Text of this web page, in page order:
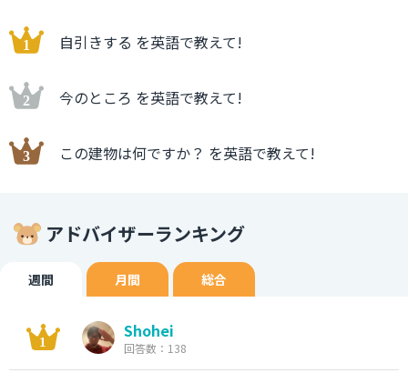
自引きする を英語で教えて!
今のところ を英語で教えて!
この建物は何ですか？ を英語で教えて!
アドバイザーランキング
週間 月間 総合
Shohei
回答数：138